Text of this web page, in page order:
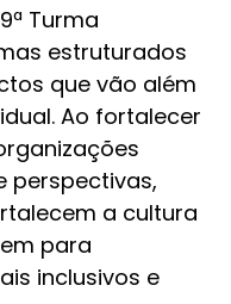
Turma
estruturados
que vão além
Ao fortalecer
perspectivas,
a cultura
para
inclusivos e